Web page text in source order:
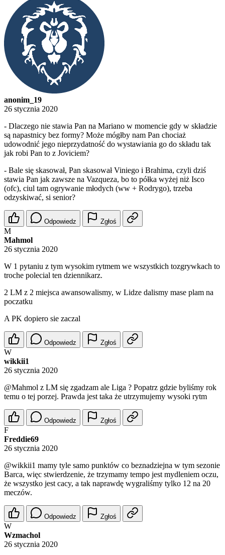
anonim_19
26 stycznia 2020
- Dlaczego nie stawia Pan na Mariano w momencie gdy w składzie
są napastnicy bez formy? Może mógłby nam Pan chociaż
udowodnić jego nieprzydatność do wystawiania go do składu tak
jak robi Pan to z Joviciem?
- Bale się skasował, Pan skasował Viniego i Brahima, czyli dziś
stawia Pan jak zawsze na Vazqueza, bo to półka wyżej niż Isco
(ofc), ciul tam ogrywanie młodych (ww + Rodrygo), trzeba
odzyskiwać, si senior?
Odpowiedz Zgłoś
M
Mahmol
26 stycznia 2020
W 1 pytaniu z tym wysokim rytmem we wszystkich tozgrywkach to
troche polecial ten dziennikarz.
2 LM z 2 miejsca awansowalismy, w Lidze dalismy mase plam na
poczatku
A PK dopiero sie zaczal
Odpowiedz Zgłoś
W
wikkii1
26 stycznia 2020
@Mahmol z LM się zgadzam ale Liga ? Popatrz gdzie byliśmy rok
temu o tej porzej. Prawda jest taka że utrzymujemy wysoki rytm
Odpowiedz Zgłoś
F
Freddie69
26 stycznia 2020
@wikkii1 mamy tyle samo punktów co beznadziejna w tym sezonie
Barca, więc stwierdzenie, że trzymamy tempo jest mydleniem oczu,
że wszystko jest cacy, a tak naprawdę wygraliśmy tylko 12 na 20
meczów.
Odpowiedz Zgłoś
W
Wzmachol
26 stycznia 2020